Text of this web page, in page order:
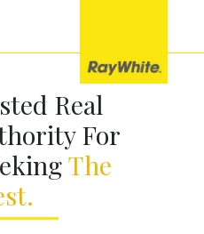
Real
For
The